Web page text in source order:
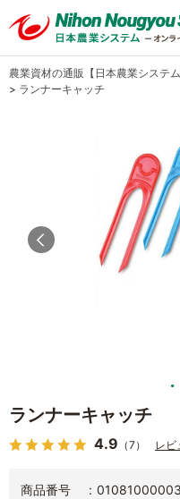
農業資材の通販【日本農業システム
> ランナーキャッチ
ランナーキャッチ
4.9 （7） レビ
商品番号